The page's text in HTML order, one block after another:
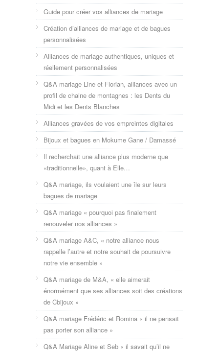
Guide pour créer vos alliances de mariage
Création d’alliances de mariage et de bagues
personnalisées
Alliances de mariage authentiques, uniques et
réellement personnalisées
Q&A mariage Line et Florian, alliances avec un
profil de chaine de montagnes : les Dents du
Midi et les Dents Blanches
Alliances gravées de vos empreintes digitales
Bijoux et bagues en Mokume Gane / Damassé
Il recherchait une alliance plus moderne que
«traditionnelle», quant à Elle…
Q&A mariage, ils voulaient une île sur leurs
bagues de mariage
Q&A mariage « pourquoi pas finalement
renouveler nos alliances »
Q&A mariage A&C, « notre alliance nous
rappelle l’autre et notre souhait de poursuivre
notre vie ensemble »
Q&A mariage de M&A, « elle aimerait
énormément que ses alliances soit des créations
de Cbijoux »
Q&A mariage Frédéric et Romina « il ne pensait
pas porter son alliance »
Q&A Mariage Aline et Seb « il savait qu’il ne